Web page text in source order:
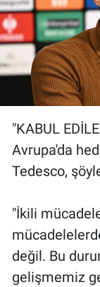
"KABUL
Avrupa'da
Tedesco,
"İkili
değil. Bu
gelişmemiz